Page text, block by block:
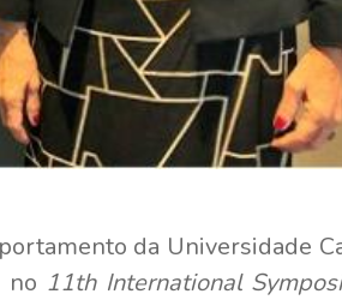
da Universidade
no 11th International